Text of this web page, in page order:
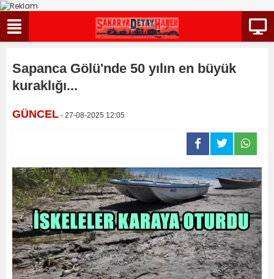
Sapanca Gölü'nde 50 yılın en büyük
kuraklığı...
GÜNCEL - 27-08-2025 12:05